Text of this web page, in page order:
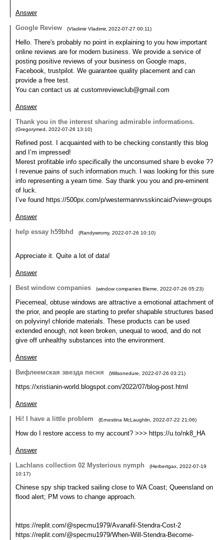
Answer
Google Review
(Vladimir Vladimir, 2022-07-27 00:11)
Hello. There's probably no point in explaining to you how important
online reviews are for modern business. We provide a service of
posting positive reviews of your business on Google maps,
Facebook, trustpilot. We guarantee quality placement and can
provide a free test.
You can contact us at customreviewclub@gmail.com
Answer
Thank you in the interest sharing admirable informations.
(Gregorymed 2022-07-26 13:10)
Refined post. I acquainted with to be checking constantly this blog
and I’m impressed!
Merest profitable info specifically the unconsumed share b evoke ??
I revenue pains of such information much. I was looking for this sure
info representing a yearn time. Say thank you you and pre-eminent
of luck.
I’ve found https://500px.com/p/westermannvsskincaid?view=groups
Answer
help essay h59bhd
(Randywromy, 2022-07-26 10:10)
Appreciate it. Quite a lot of data!
Answer
Best window companies
(window companies Bleme 2022-07-26 05:23)
Piecemeal, obtuse windows are attractive a emotional attachment of
the prior, and people are starting to prefer shapable structures based
on polyvinyl chloride materials. These products can be used
extended enough, not keen broken, unequal to wood, and do not
give off unhealthy substances into the environment.
Answer
Вифлеемская звезда песня
(Wilsonedure 2022-07-26 03:21)
https://xristianin-world.blogspot.com/2022/07/blog-post.html
Answer
Hi! I have a little problem
(Ernestina McLaughlin 2022-07-22 21:06)
How do I restore access to my account? >>> https://u.to/nk8_HA
Answer
Lachlans collection 02 Mysterious nymph
(Herbertgax 2022-07-19
10:17)
Chinese spy ship tracked sailing close to WA Coast; Queensland on
flood alert; PM vows to change approach.
https://replit.com/@specmu1979/Avanafil-Stendra-Cost-2
https://replit.com/@specmu1979/When-Will-Stendra-Become-